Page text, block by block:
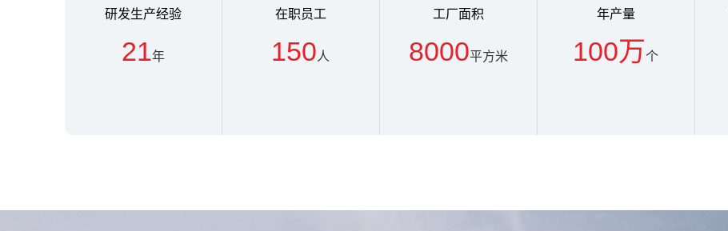
研发生产经验
21年
在职员工
150人
工厂面积
8000平方米
年产量
100万个